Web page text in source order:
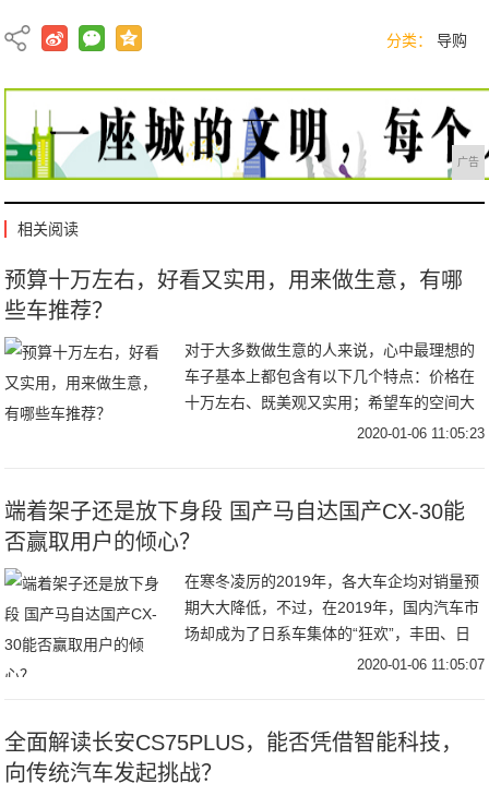
分类： 导购
广告
相关阅读
预算十万左右，好看又实用，用来做生意，有哪
些车推荐？
对于大多数做生意的人来说，心中最理想的
车子基本上都包含有以下几个特点：价格在
十万左右、既美观又实用；希望车的空间大
一点，可以装货；经济条件不宽裕，需要车
2020-01-06 11:05:23
端着架子还是放下身段 国产马自达国产CX-30能
否赢取用户的倾心？
在寒冬凌厉的2019年，各大车企均对销量预
期大大降低，不过，在2019年，国内汽车市
场却成为了日系车集体的“狂欢”，丰田、日
产、本田等品牌销量节节攀升，在纷纷下滑
2020-01-06 11:05:07
全面解读长安CS75PLUS，能否凭借智能科技，
向传统汽车发起挑战？